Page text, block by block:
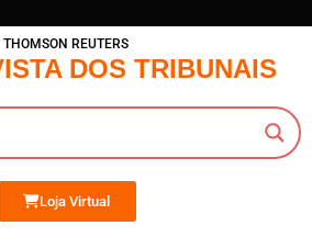
THOMSON REUTERS
DOS TRIBUNAIS
Loja Virtual